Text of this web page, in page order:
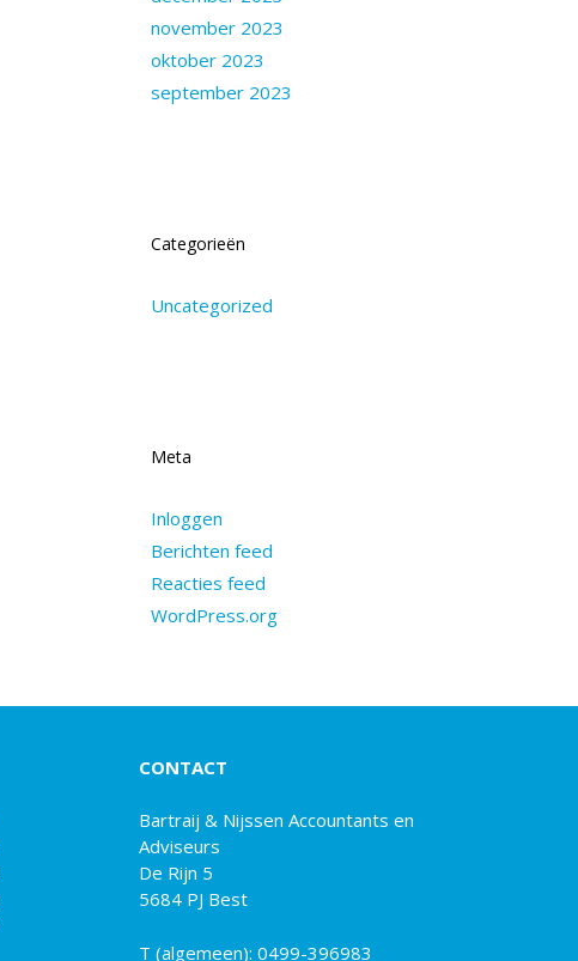
november 2023
oktober 2023
september 2023
Categorieën
Uncategorized
Meta
Inloggen
Berichten feed
Reacties feed
WordPress.org
CONTACT
Bartraij & Nijssen Accountants en
Adviseurs
De Rijn 5
5684 PJ Best
T (algemeen): 0499-396983